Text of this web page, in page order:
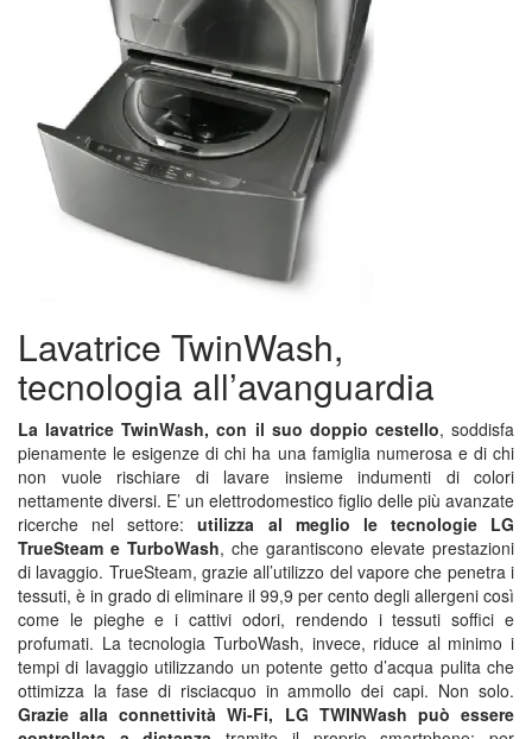
Lavatrice TwinWash,
tecnologia all’avanguardia
La lavatrice TwinWash, con il suo doppio cestello, soddisfa
pienamente le esigenze di chi ha una famiglia numerosa e di chi
non vuole rischiare di lavare insieme indumenti di colori
nettamente diversi. E’ un elettrodomestico figlio delle più avanzate
ricerche nel settore:utilizza al meglio le tecnologie LG
TrueSteam e TurboWash, che garantiscono elevate prestazioni
di lavaggio. TrueSteam, grazie all’utilizzo del vapore che penetra i
tessuti, è in grado di eliminare il 99,9 per cento degli allergeni così
come le pieghe e i cattivi odori, rendendo i tessuti soffici e
profumati. La tecnologia TurboWash, invece, riduce al minimo i
tempi di lavaggio utilizzando un potente getto d’acqua pulita che
ottimizza la fase di risciacquo in ammollo dei capi. Non solo.
Grazie alla connettività Wi-Fi, LG TWINWash può essere